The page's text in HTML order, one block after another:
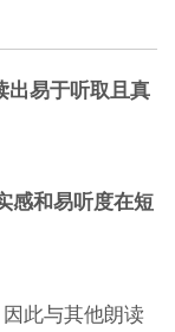
出易于听取且真
感和易听度在短
此与其他朗读